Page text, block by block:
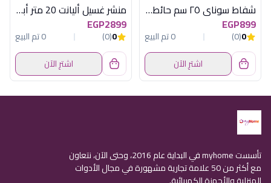
شفاط سوناي ٢٥ سم حائط ٢ إتجاه بشبكة - 30 وات - MAR-25G2
EGP899
0
(0)
0 تم البيع
اشترِ الآن
منشر غسيل أليانت 20 متر أبيض - جيمي (Jimi - 20M Aliant White Drying Rack)
EGP2899
0
(0)
0 تم البيع
اشترِ الآن
تأسست myhome في البداية عام 2016، وحتى الآن، نتعاون
مع أكثر من 50 علامة تجارية مشهورة في مجال الأدوات